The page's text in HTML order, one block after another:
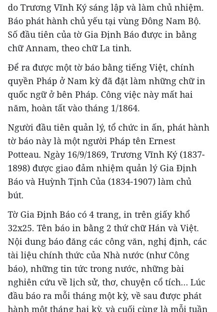
do Trương Vĩnh Ký sáng lập và làm chủ nhiệm.
Báo phát hành chủ yếu tại vùng Đông Nam Bộ.
Số đầu tiên của tờ Gia Định Báo được in bằng
chữ Annam, theo chữ La tinh.
Để ra được một tờ báo bằng tiếng Việt, chính
quyền Pháp ở Nam kỳ đã đặt làm những chữ in
quốc ngữ ở bên Pháp. Công việc này mất hai
năm, hoàn tất vào tháng 1/1864.
Người đầu tiên quản lý, tổ chức in ấn, phát hành
tờ báo này là một người Pháp tên Ernest
Potteau. Ngày 16/9/1869, Trương Vĩnh Ký (1837-
1898) được giao đảm nhiệm quản lý Gia Định
Báo và Huỳnh Tịnh Của (1834-1907) làm chủ
bút.
Tờ Gia Định Báo có 4 trang, in trên giấy khổ
32x25. Tên báo in bằng 2 thứ chữ Hán và Việt.
Nội dung báo đăng các công văn, nghị định, các
tài liệu chính thức của Nhà nước (như Công
báo), những tin tức trong nước, những bài
nghiên cứu về lịch sử, thơ, chuyện cổ tích… Lúc
đầu báo ra mỗi tháng một kỳ, về sau được phát
hành một tháng hai kỳ, và cuối cùng là mỗi tuần